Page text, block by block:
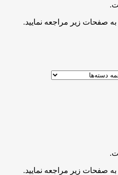
صفحات زیر مراجعه نمایید.
صفحات زیر مراجعه نمایید.